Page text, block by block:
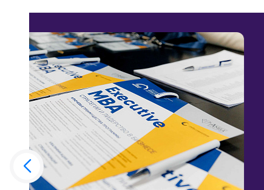
Презентация программ MBA,
Рынок не ждёт «подходящего момента».
руководителями программ, экспертами
бизнеса МИРБИС, узнайте напрямую о
MBA и DBA, которые уже более 37 лет
развития предпринимателей и
Во время презентации эксперты
о том, почему выпускники считают одной
именно инвестицию в образование.
летней историей меняют траектории